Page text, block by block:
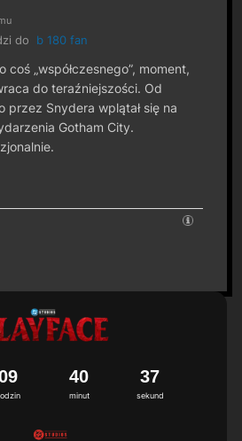
do b 180 fan
coś „współczesnego”, moment,
do teraźniejszości. Od
przez Snydera wplątał się na
Gotham City.
9
minut
40
sekund
36
7